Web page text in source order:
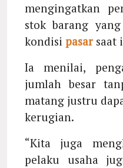
mengingatkan
stok barang
kondisi pasarsaat
Ia menilai,
jumlah besar
matang justru
kerugian.
“Kita juga
pelaku usaha